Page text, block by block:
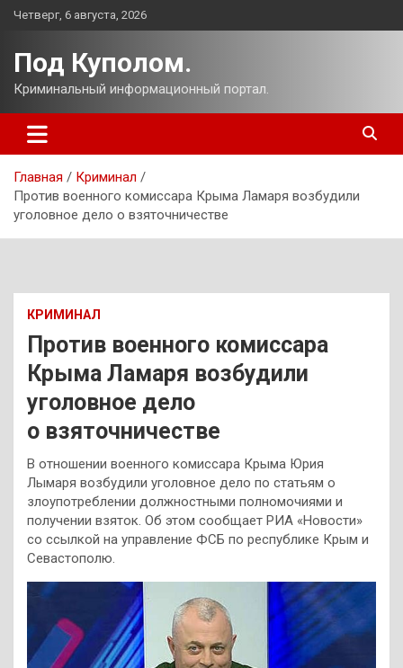
Перейти
Четверг, 6 августа, 2026
Под Куполом.
Криминальный информационный портал.
Главная
Криминал
Против военного комиссара Крыма Ламаря возбудили
уголовное дело о взяточничестве
КРИМИНАЛ
Против военного комиссара
Крыма Ламаря возбудили
уголовное дело
о взяточничестве
В отношении военного комиссара Крыма Юрия
Лымаря возбудили уголовное дело по статьям о
злоупотреблении должностными полномочиями и
получении взяток. Об этом сообщает РИА «Новости»
со ссылкой на управление ФСБ по республике Крым и
Севастополю.